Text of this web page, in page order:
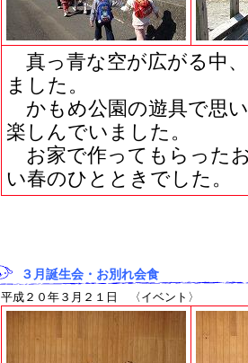
真っ青な空が広がる中
ました。
かもめ公園の遊具で思
楽しんでいました。
お家で作ってもらった
い春のひとときでした。
３月誕生会・お別れ会食
平成２０年３月２１日 〈イベント〉